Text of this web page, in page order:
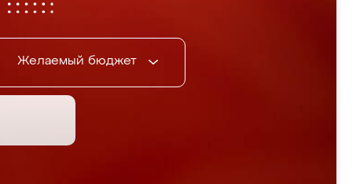
Желаемый бюджет